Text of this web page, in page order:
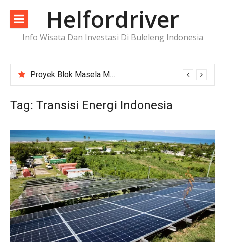
konten
Helfordriver
Info Wisata Dan Investasi Di Buleleng Indonesia
Proyek Blok Masela Makin Dekat ke FID, Investasi Raksasa Siap Menggerakkan Industri Energi
Tag: Transisi Energi Indonesia